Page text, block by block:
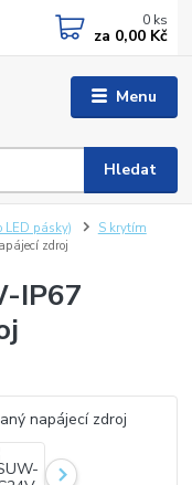
Menu
Hledat
0 ks
za 0,00 Kč
LED pásky)
S krytím
zdroj
IP67